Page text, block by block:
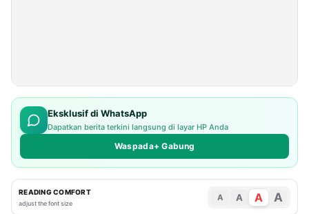
Eksklusif di WhatsApp
Dapatkan berita terkini langsung di layar HP Anda
Waspada+ Gabung
READING COMFORT
adjust the font size
A A A A